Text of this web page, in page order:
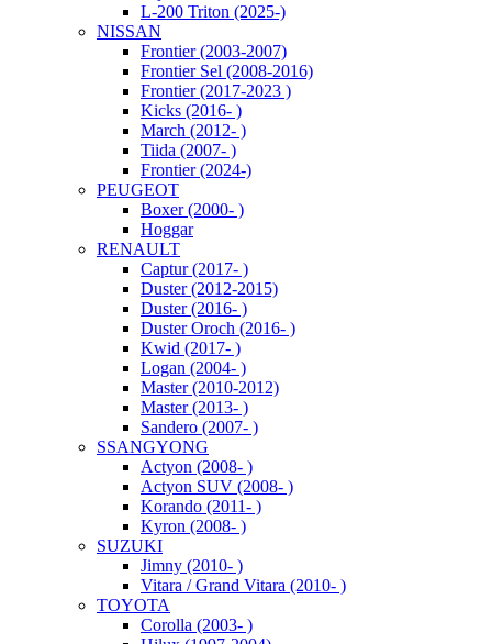
L-200 Triton (2025-)
NISSAN
Frontier (2003-2007)
Frontier Sel (2008-2016)
Frontier (2017-2023 )
Kicks (2016- )
March (2012- )
Tiida (2007- )
Frontier (2024-)
PEUGEOT
Boxer (2000- )
Hoggar
RENAULT
Captur (2017- )
Duster (2012-2015)
Duster (2016- )
Duster Oroch (2016- )
Kwid (2017- )
Logan (2004- )
Master (2010-2012)
Master (2013- )
Sandero (2007- )
SSANGYONG
Actyon (2008- )
Actyon SUV (2008- )
Korando (2011- )
Kyron (2008- )
SUZUKI
Jimny (2010- )
Vitara / Grand Vitara (2010- )
TOYOTA
Corolla (2003- )